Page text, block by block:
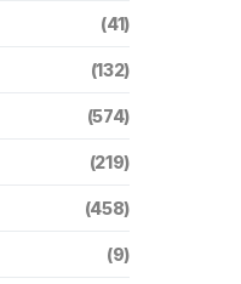
(41)
(132)
(574)
(219)
(458)
(9)